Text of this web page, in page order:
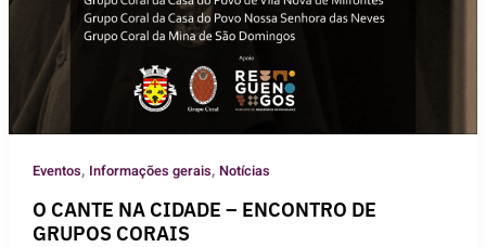
Eventos, Informações gerais, Notícias
O CANTE NA CIDADE – ENCONTRO DE
GRUPOS CORAIS